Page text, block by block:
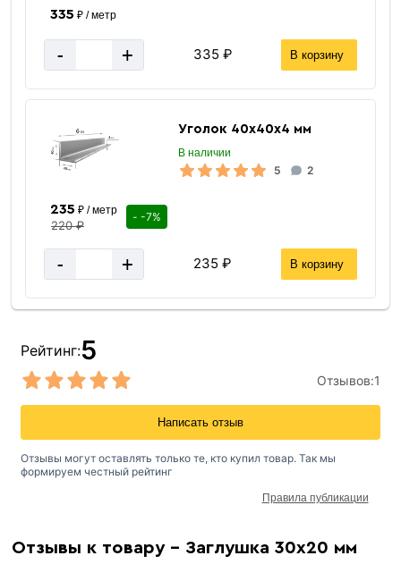
335 ₽ / метр
- + 335 ₽ В корзину
Уголок 40х40х4 мм
В наличии
5 2
235 ₽ / метр
220 ₽
- -7%
- + 235 ₽ В корзину
Отзывы к товару - Заглушка 30х20 мм
Рейтинг:5
Отзывов:1
Написать отзыв
Отзывы могут оставлять только те, кто купил товар. Так мы
формируем честный рейтинг
Правила публикации